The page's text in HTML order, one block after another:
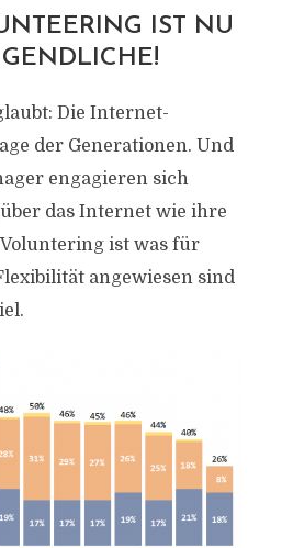
IST NU
Die Internet-
der Generationen. Und
engagieren sich
das Internet wie ihre
ist was für
angewiesen sind